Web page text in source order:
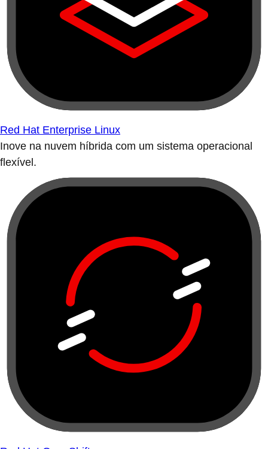
Red Hat Enterprise Linux
Inove na nuvem híbrida com um sistema operacional
flexível.